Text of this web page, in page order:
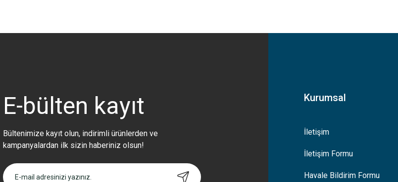
Bu ürüne ilk yorumu siz yapın!
Bu ürüne benzer farklı alternatifler olmalı.
Gönder
E-bülten kayıt
Bültenimize kayıt olun, indirimli ürünlerden ve
kampanyalardan ilk sizin haberiniz olsun!
Kurumsal
İletişim
İletişim Formu
Havale Bildirim Formu